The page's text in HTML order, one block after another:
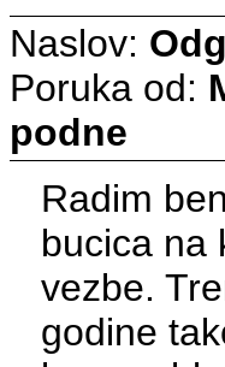
Naslov:
Poruka od:
podne
Radim
bucica na
vezbe.
godine